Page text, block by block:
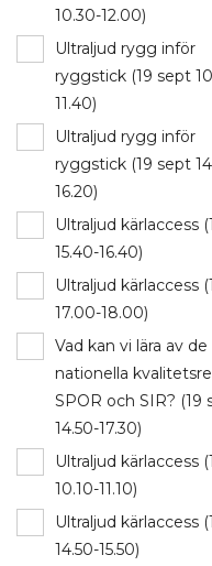
10.30-12.00)
Ultraljud rygg inför
ryggstick (19 sept
11.40)
Ultraljud rygg inför
ryggstick (19 sept
16.20)
Ultraljud kärlaccess
15.40-16.40)
Ultraljud kärlaccess
17.00-18.00)
Vad kan vi lära av de
nationella
SPOR och SIR? (19
14.50-17.30)
Ultraljud kärlaccess
10.10-11.10)
Ultraljud kärlaccess
14.50-15.50)